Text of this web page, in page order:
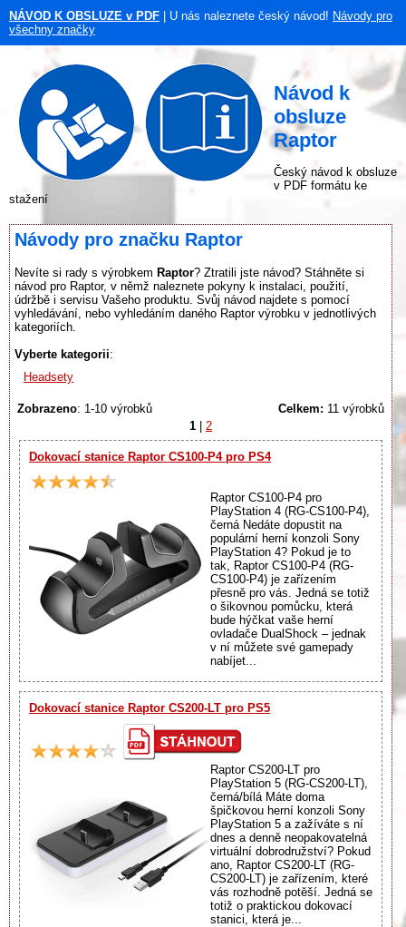
NÁVOD K OBSLUZE v PDF | U nás naleznete český návod! Návody pro
všechny značky
Návod k
obsluze
Raptor
Český návod k obsluze
v PDF formátu ke
stažení
Návody pro značku Raptor
Nevíte si rady s výrobkem Raptor? Ztratili jste návod? Stáhněte si
návod pro Raptor, v němž naleznete pokyny k instalaci, použití,
údržbě i servisu Vašeho produktu. Svůj návod najdete s pomocí
vyhledávání, nebo vyhledáním daného Raptor výrobku v jednotlivých
kategoriích.
Vyberte kategorii:
Headsety
Zobrazeno: 1-10 výrobků Celkem: 11 výrobků
1 | 2
Dokovací stanice Raptor CS100-P4 pro PS4
Raptor CS100-P4 pro
PlayStation 4 (RG-CS100-P4),
černá Nedáte dopustit na
populární herní konzoli Sony
PlayStation 4? Pokud je to
tak, Raptor CS100-P4 (RG-
CS100-P4) je zařízením
přesně pro vás. Jedná se totiž
o šikovnou pomůcku, která
bude hýčkat vaše herní
ovladače DualShock – jednak
v ní můžete své gamepady
nabíjet...
Dokovací stanice Raptor CS200-LT pro PS5
Raptor CS200-LT pro
PlayStation 5 (RG-CS200-LT),
černá/bílá Máte doma
špičkovou herní konzoli Sony
PlayStation 5 a zažíváte s ní
dnes a denně neopakovatelná
virtuální dobrodružství? Pokud
ano, Raptor CS200-LT (RG-
CS200-LT) je zařízením, které
vás rozhodně potěší. Jedná se
totiž o praktickou dokovací
stanici, která je...